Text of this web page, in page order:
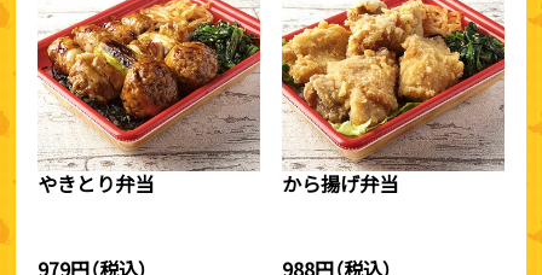
やきとり弁当
979円（税込）
から揚げ弁当
988円（税込）